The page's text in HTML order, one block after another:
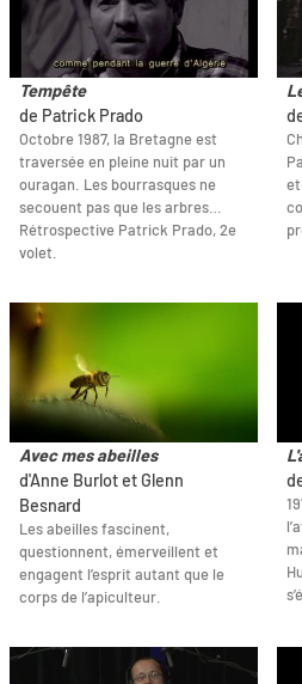
Tempête
de Patrick Prado
Octobre 1987, la Bretagne est
traversée en pleine nuit par un
ouragan. Les bourrasques ne
secouent pas que les arbres…
Rétrospective Patrick Prado, 2e
volet.
et
Avec mes abeilles
d'Anne Burlot et Glenn
Besnard
Les abeilles fascinent,
questionnent, émerveillent et
engagent l’esprit autant que le
corps de l’apiculteur.